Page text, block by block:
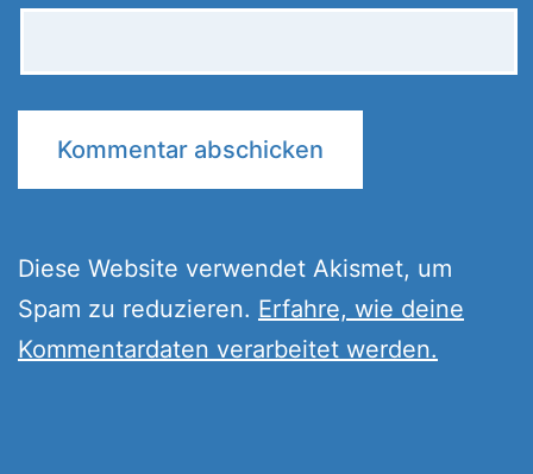
Diese Website verwendet Akismet, um
Spam zu reduzieren. Erfahre, wie deine
Kommentardaten verarbeitet werden.